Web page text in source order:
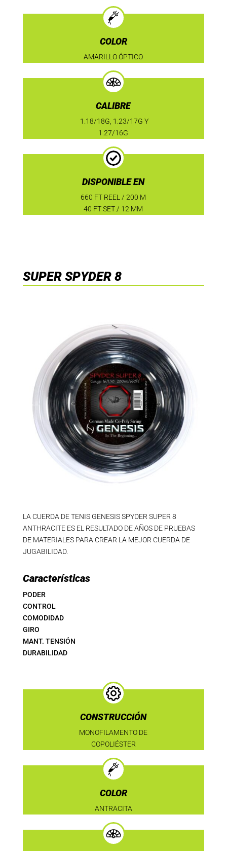
COLOR
AMARILLO ÓPTICO
CALIBRE
1.18/18G, 1.23/17G Y
1.27/16G
DISPONIBLE EN
660 FT REEL / 200 M
40 FT SET / 12 MM
SUPER SPYDER 8
LA CUERDA DE TENIS GENESIS SPYDER SUPER 8
ANTHRACITE ES EL RESULTADO DE AÑOS DE PRUEBAS
DE MATERIALES PARA CREAR LA MEJOR CUERDA DE
JUGABILIDAD.
Características
PODER
CONTROL
COMODIDAD
GIRO
MANT. TENSIÓN
DURABILIDAD
CONSTRUCCIÓN
MONOFILAMENTO DE
COPOLIÉSTER
COLOR
ANTRACITA